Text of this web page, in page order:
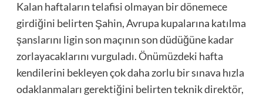
Kalan haftaların telafisi olmayan bir dönemece
girdiğini belirten Şahin, Avrupa kupalarına katılma
şanslarını ligin son maçının son düdüğüne kadar
zorlayacaklarını vurguladı. Önümüzdeki hafta
kendilerini bekleyen çok daha zorlu bir sınava hızla
odaklanmaları gerektiğini belirten teknik direktör,